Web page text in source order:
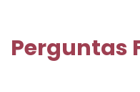
Perguntas